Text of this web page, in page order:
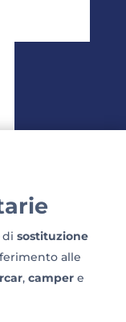
disostituzione
alle
,camper e